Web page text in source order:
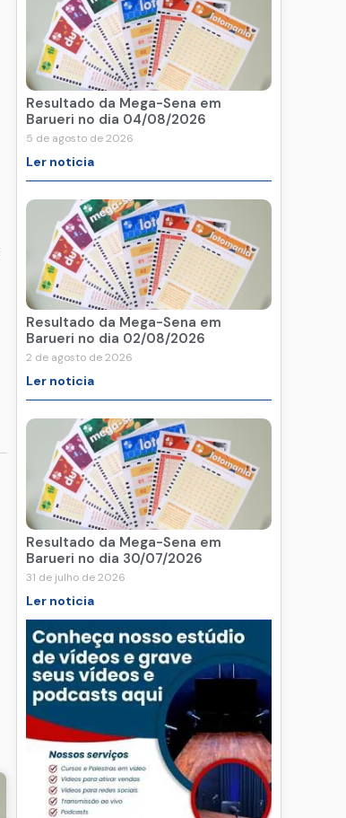
Resultado da Mega-Sena em
Barueri no dia 04/08/2026
5 de agosto de 2026
Ler noticia
Resultado da Mega-Sena em
Barueri no dia 02/08/2026
2 de agosto de 2026
Ler noticia
Resultado da Mega-Sena em
Barueri no dia 30/07/2026
31 de julho de 2026
Ler noticia